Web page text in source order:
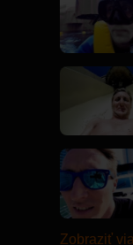
Zobraziť